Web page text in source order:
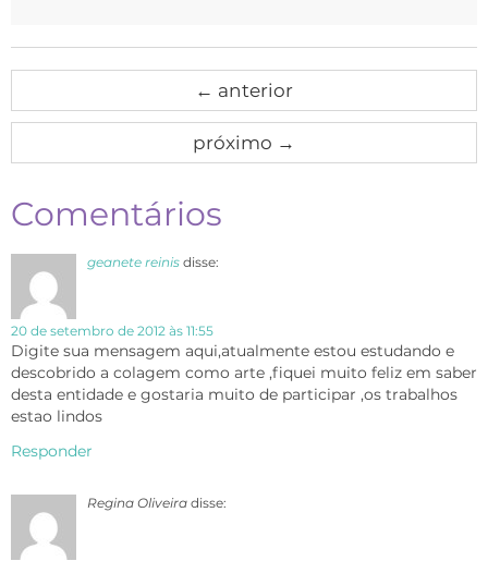
← anterior
próximo →
Comentários
geanete reinis disse:
20 de setembro de 2012 às 11:55
Digite sua mensagem aqui,atualmente estou estudando e
descobrido a colagem como arte ,fiquei muito feliz em saber
desta entidade e gostaria muito de participar ,os trabalhos
estao lindos
Responder
Regina Oliveira disse: